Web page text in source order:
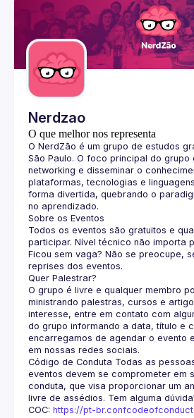
Events
Guilds
Nerdzao
O que melhor nos representa
O NerdZão é um grupo de estudos
São Paulo. O foco principal do grupo
networking e disseminar o
plataformas, tecnologias e
forma divertida, quebrando o
no aprendizado.
Sobre os Eventos
Todos os eventos são gratuitos e
participar. Nível técnico não importa
Ficou sem vaga? Não se preocupe,
reprises dos eventos.
Quer Palestrar?
O grupo é livre e qualquer membro
ministrando palestras, cursos e
interesse, entre em contato com
do grupo informando a data, título e
encarregamos de agendar o evento
em nossas redes sociais.
Código de Conduta Todas as
eventos devem se comprometer em
conduta, que visa proporcionar um
livre de assédios. Tem alguma
COC: https://pt-